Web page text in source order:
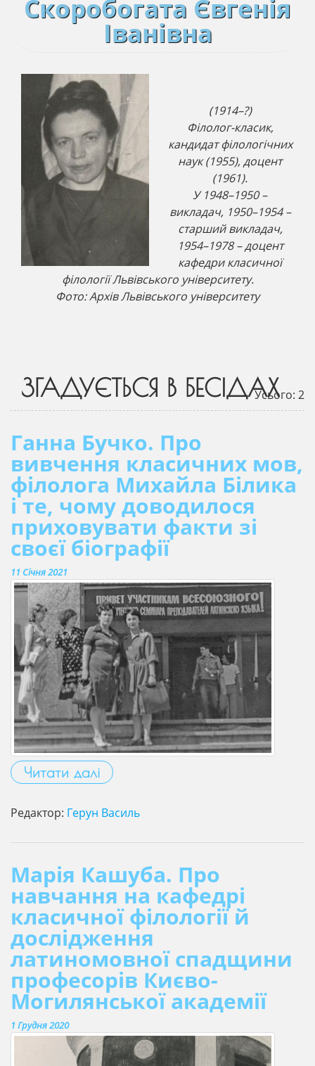
Скоробогата Євгенія
Іванівна
(1914–?)
Філолог-класик,
кандидат філологічних
наук (1955), доцент
(1961).
У 1948–1950 –
викладач, 1950–1954 –
старший викладач,
1954–1978 – доцент
кафедри класичної
філології Львівського університету.
Фото: Архів Львівського університету
ЗГАДУЄТЬСЯ В БЕСІДАХУсього: 2
Ганна Бучко. Про
вивчення класичних мов,
філолога Михайла Білика
і те, чому доводилося
приховувати факти зі
своєї біографії
11 Січня 2021
Читати далі
Редактор: Герун Василь
Марія Кашуба. Про
навчання на кафедрі
класичної філології й
дослідження
латиномовної спадщини
професорів Києво-
Могилянської академії
1 Грудня 2020